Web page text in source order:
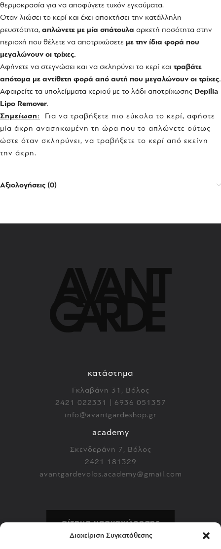
Διαχείριση Συγκατάθεσης
θερμοκρασία για να αποφύγετε τυχόν εγκαύματα.
Όταν λιώσει το κερί και έχει αποκτήσει την κατάλληλη
ρευστότητα, απλώνετε με μία σπάτουλα αρκετή ποσότητα στην
περιοχή που θέλετε να αποτριχώσετε με την ίδια φορά που
μεγαλώνουν οι τρίχες.
Αφήνετε να στεγνώσει και να σκληρύνει το κερί και τραβάτε
απότομα με αντίθετη φορά από αυτή που μεγαλώνουν οι τρίχες.
Αφαιρείτε τα υπολείμματα κεριού με το λάδι αποτρίχωσης Depilia
Lipo Remover.
Σημείωση:
Για να τραβήξετε πιο εύκολα το κερί, αφήστε
μία άκρη ανασηκωμένη τη ώρα που το απλώνετε ούτως
ώστε όταν σκληρύνει, να τραβήξετε το κερί από εκείνη
την άκρη.
Αξιολογήσεις (0)
κατάστημα
Γκλαβάνη 31, Βόλος
2421 022331 | 6936 051357
info@avantgardeshop.gr
academy
Σκενδεράνη 7, Βόλος
2421 181329
avantgardevolos.academy@gmail.com
αίτημα υπαναχώρησης